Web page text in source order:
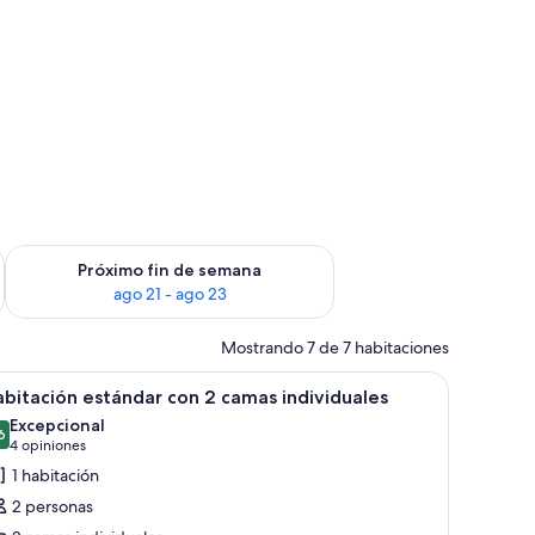
semana ago 14 - ago 16
Próximo fin de semana
ago 21 - ago 23
Consulta la disponibilidad para el próximo fin de semana
Mostrando 7 de 7 habitaciones
y una ventana con persianas.Habitación de hotel con dos camas, ropa
2 estándar con 2 camas individuales
de 10
Excepcional
4 opiniones
(4
opiniones)
1 habitación
2 personas